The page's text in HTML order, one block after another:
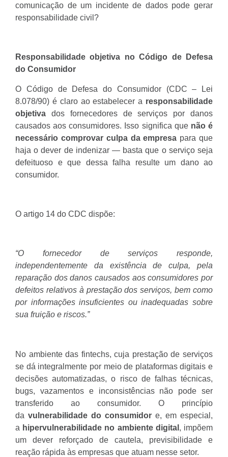
comunicação de um incidente de dados pode gerar
responsabilidade civil?
Responsabilidade objetiva no Código de Defesa
do Consumidor
O Código de Defesa do Consumidor (CDC – Lei
8.078/90) é claro ao estabelecer a responsabilidade
objetiva dos fornecedores de serviços por danos
causados aos consumidores. Isso significa que não é
necessário comprovar culpa da empresa para que
haja o dever de indenizar — basta que o serviço seja
defeituoso e que dessa falha resulte um dano ao
consumidor.
O artigo 14 do CDC dispõe:
“O fornecedor de serviços responde,
independentemente da existência de culpa, pela
reparação dos danos causados aos consumidores por
defeitos relativos à prestação dos serviços, bem como
por informações insuficientes ou inadequadas sobre
sua fruição e riscos.”
No ambiente das fintechs, cuja prestação de serviços
se dá integralmente por meio de plataformas digitais e
decisões automatizadas, o risco de falhas técnicas,
bugs, vazamentos e inconsistências não pode ser
transferido ao consumidor. O princípio
da vulnerabilidade do consumidor e, em especial,
a hipervulnerabilidade no ambiente digital , impõem
um dever reforçado de cautela, previsibilidade e
reação rápida às empresas que atuam nesse setor.